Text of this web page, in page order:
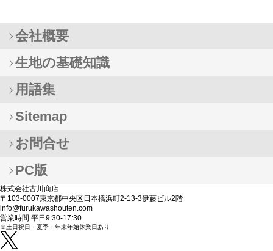
会社概要
生地の基礎知識
用語集
Sitemap
お問合せ
PC版
株式会社古川商店
〒103-0007東京都中央区日本橋浜町2-13-3伊藤ビル2階
info@furukawashouten.com
営業時間 平日9:30-17:30
※土日祝日・夏季・年末年始休業日あり